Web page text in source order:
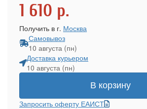
1 610 р.
Получить в г. Москва
Самовывоз
10 августа (пн)
Доставка курьером
10 августа (пн)
В корзину
Запросить оферту ЕАИСТ